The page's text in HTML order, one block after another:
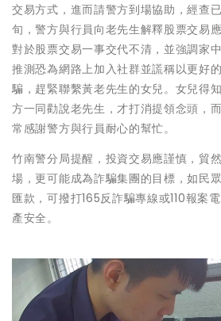
交易方式，進而請警方到場協助，經查
旬，警方與行員向老先生解釋股票交易
對於股票交易一事交代不清，並強調家
推測恐為網路上加入社群並謊稱以更好
騙，趕緊聯繫黃老先生的女兒。女兒得
方一同勸說老先生，才打消提領念頭，
常感謝警方與行員耐心的幫忙。
竹南警分局提醒，投資交易應謹慎，貿
場，更可能成為詐騙集團的目標，如民
匯款，可撥打165反詐騙專線或110報案
產安全。